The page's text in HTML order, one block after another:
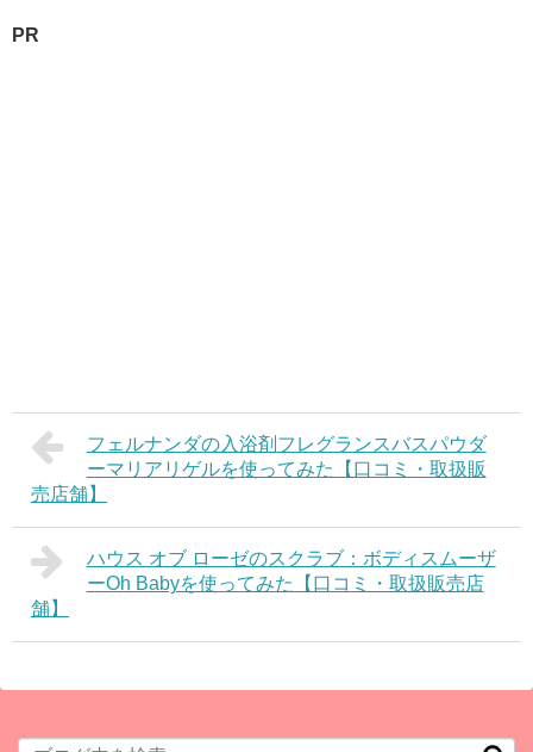
PR
フェルナンダの入浴剤フレグランスバスパウダ
ーマリアリゲルを使ってみた【口コミ・取扱販
売店舗】
ハウス オブ ローゼのスクラブ：ボディスムーザ
ーOh Babyを使ってみた【口コミ・取扱販売店
舗】